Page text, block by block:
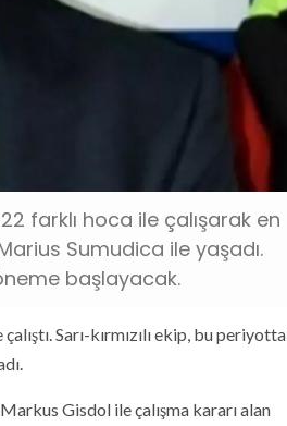
farklı hoca ile çalışarak en
Sumudica ile yaşadı.
başlayacak.
Sarı-kırmızılı ekip, bu periyotta
Gisdol ile çalışma kararı alan